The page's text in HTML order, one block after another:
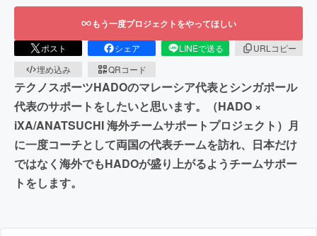
もう一度プロジェクトをやってほしい
ポスト シェア LINEで送る
URLコピー
埋め込み
QRコード
テクノスポーツHADOのマレーシア代表とシンガポール
代表のサポートをしたいと思います。（HADO ×
iXA/ANATSUCHI 海外チームサポートプロジェクト）月
に一度コーチとして両国の代表チームを訪れ、日本だけ
ではなく海外でもHADOが盛り上がるようチームサポー
トをします。